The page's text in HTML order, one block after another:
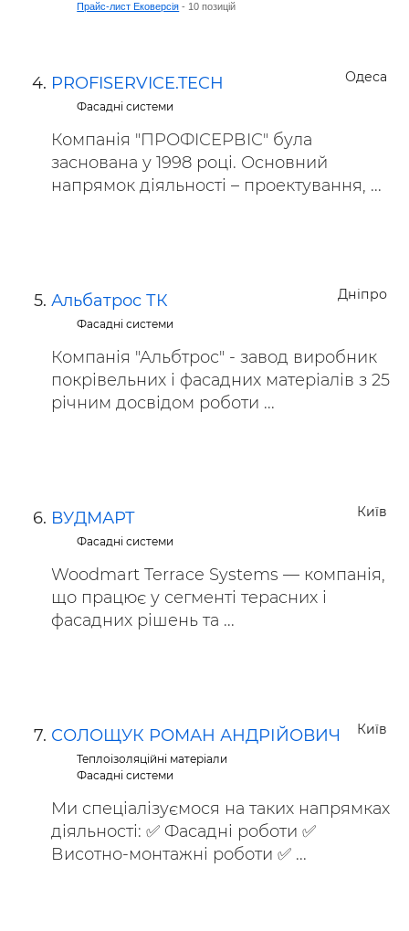
Прайс-лист Ековерсія - 10 позицій
Одеса
PROFISERVICE.TECH
Фасадні системи
Компанія "ПРОФІСЕРВІС" була
заснована у 1998 році. Основний
напрямок діяльності – проектування, ...
Дніпро
Альбатрос ТК
Фасадні системи
Компанія "Альбтрос" - завод виробник
покрівельних і фасадних матеріалів з 25
річним досвідом роботи ...
Київ
ВУДМАРТ
Фасадні системи
Woodmart Terrace Systems — компанія,
що працює у сегменті терасних і
фасадних рішень та ...
Київ
СОЛОЩУК РОМАН АНДРІЙОВИЧ
Теплоізоляційні матеріали
Фасадні системи
Ми спеціалізуємося на таких напрямках
діяльності: ✅ Фасадні роботи ✅
Висотно-монтажні роботи ✅ ...